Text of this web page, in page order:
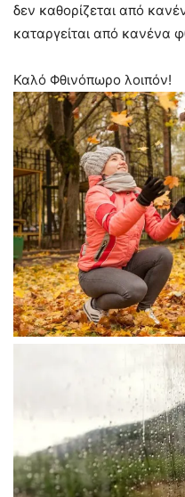
δεν καθορίζεται από
καταργείται από κανένα
Καλό Φθινόπωρο λοιπόν!